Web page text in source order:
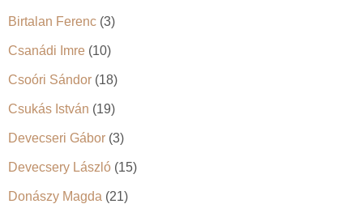
Birtalan Ferenc (3)
Csanádi Imre (10)
Csoóri Sándor (18)
Csukás István (19)
Devecseri Gábor (3)
Devecsery László (15)
Donászy Magda (21)